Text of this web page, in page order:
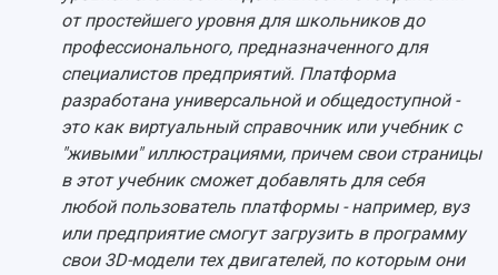
от простейшего уровня для школьников до
профессионального, предназначенного для
специалистов предприятий. Платформа
разработана универсальной и общедоступной -
это как виртуальный справочник или учебник с
"живыми" иллюстрациями, причем свои страницы
в этот учебник сможет добавлять для себя
любой пользователь платформы - например, вуз
или предприятие смогут загрузить в программу
свои 3D-модели тех двигателей, по которым они